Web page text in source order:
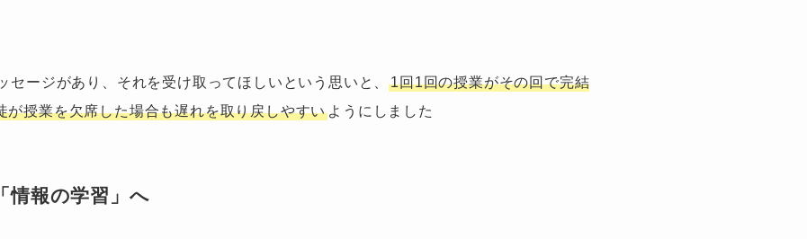
セージがあり、それを受け取ってほしいという思いと、1回1回の授業がその回で完結
が授業を欠席した場合も遅れを取り戻しやすい ようにしました
情報の学習」へ